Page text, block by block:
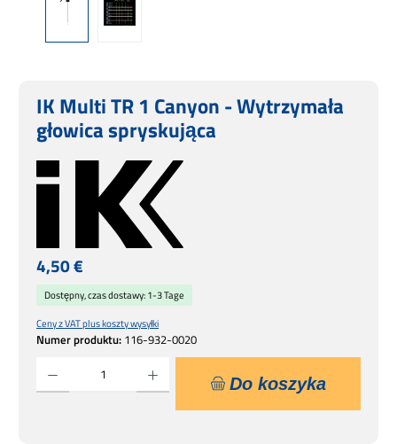
IK Multi TR 1 Canyon - Wytrzymała
głowica spryskująca
Cena regularna:
4,50 €
Ceny z VAT plus koszty wysyłki
Numer produktu: 116-932-0020
Dostępny, czas dostawy: 1-3 Tage
Do koszyka